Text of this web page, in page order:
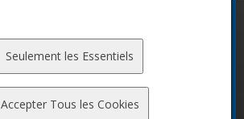
Seulement les Essentiels
Accepter Tous les Cookies